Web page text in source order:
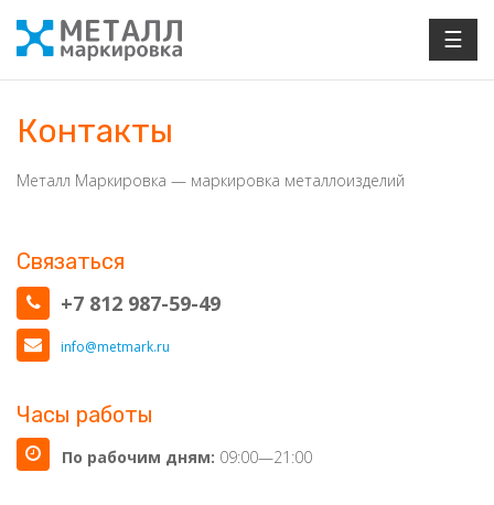
☰
Контакты
Металл Маркировка — маркировка металлоизделий
Связаться
+7 812 987-59-49
info@metmark.ru
Часы работы
По рабочим дням: 09:00—21:00